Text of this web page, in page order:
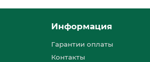
Информация
Гарантии оплаты
Контакты